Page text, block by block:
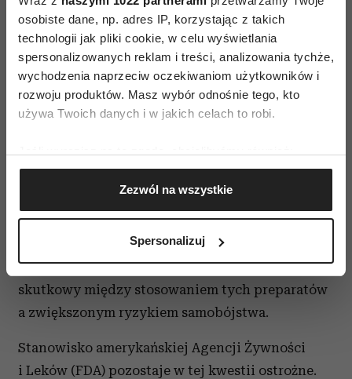
osobiste dane, np. adres IP, korzystając z takich
technologii jak pliki cookie, w celu wyświetlania
spersonalizowanych reklam i treści, analizowania tychże,
wychodzenia naprzeciw oczekiwaniom użytkowników i
rozwoju produktów. Masz wybór odnośnie tego, kto
używa Twoich danych i w jakich celach to robi.
Gromadzić dane dotyczące Twojej lokalizacji
geograficznej z dokładnością nawet do kilku metrów
Identyfikować Twoje urządzenie, aktywnie
(fingerprinting, czyli wirtualny odcisk palca)
dane są przetwarzane oraz ustaw własne preferencje w
sekcji szczegółów. W Deklaracji plików cookie możesz
Wykorzystujemy pliki cookie do spersonalizowania treści
Zezwól na wszystkie
Spersonalizuj
należy ignorować.
Ozempic a depresja. Co wiadomo o
wpływie leków GLP-1 na
psychikę?
możliwegozwiązku między lekami GLP-1
Pojedyncze przypadki obejmowały nawet
występowanie myśli samobójczych. Obecnie
jednak dostępne dane nie pozwalają stwierdzić,
że istnieje bezpośredni związek przyczynowo-
skutkowy między stosowaniem tych preparatów
a zwiększonym ryzykiem samobójstwa.
Stanowisko amerykańskiej Agencji Żywności
i Leków (FDA) pozostaje w tej kwestii ostrożne.